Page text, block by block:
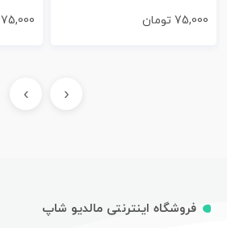
75,000 تومان 75,000
‹
›
فروشگاه اینترنتی مالدیو شاپ